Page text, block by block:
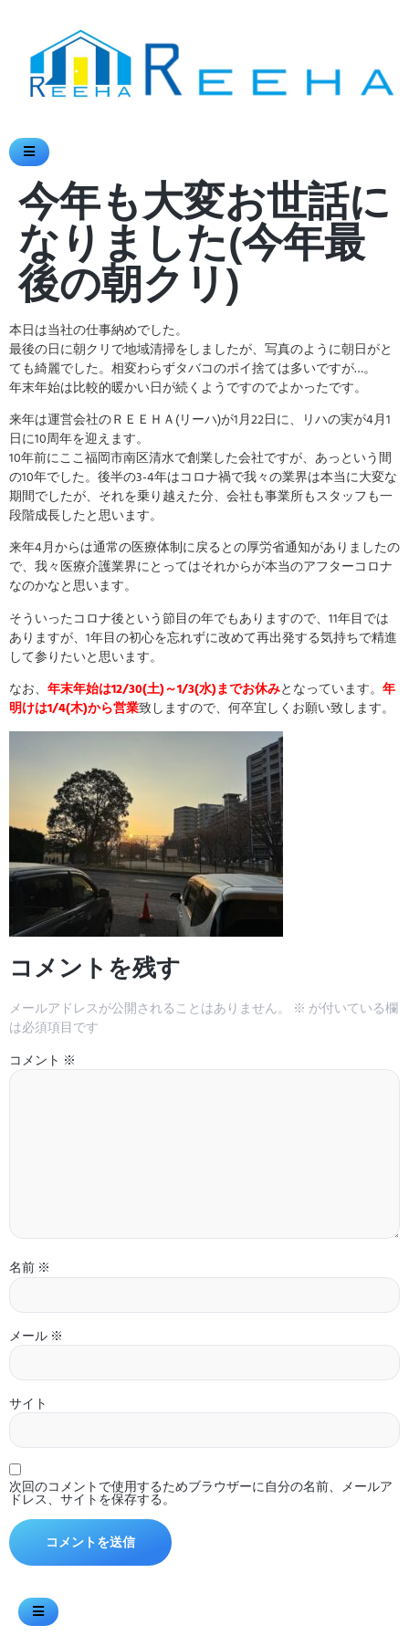
今年も大変お世話に
なりました(今年最
後の朝クリ)
本日は当社の仕事納めでした。
最後の日に朝クリで地域清掃をしましたが、写真のように朝日がと
ても綺麗でした。相変わらずタバコのポイ捨ては多いですが…。
年末年始は比較的暖かい日が続くようですのでよかったです。
来年は運営会社のＲＥＥＨＡ(リーハ)が1月22日に、リハの実が4月1
日に10周年を迎えます。
10年前にここ福岡市南区清水で創業した会社ですが、あっという間
の10年でした。後半の3-4年はコロナ禍で我々の業界は本当に大変な
期間でしたが、それを乗り越えた分、会社も事業所もスタッフも一
段階成長したと思います。
来年4月からは通常の医療体制に戻るとの厚労省通知がありましたの
で、我々医療介護業界にとってはそれからが本当のアフターコロナ
なのかなと思います。
そういったコロナ後という節目の年でもありますので、11年目では
ありますが、1年目の初心を忘れずに改めて再出発する気持ちで精進
して参りたいと思います。
なお、 年末年始は12/30(土)～1/3(水)までお休みとなっています。 年
明けは1/4(木)から営業致しますので、何卒宜しくお願い致します。
コメントを残す
メールアドレスが公開されることはありません。 ※ が付いている欄
は必須項目です
コメント ※
名前 ※
メール ※
サイト
次回のコメントで使用するためブラウザーに自分の名前、メールア
ドレス、サイトを保存する。